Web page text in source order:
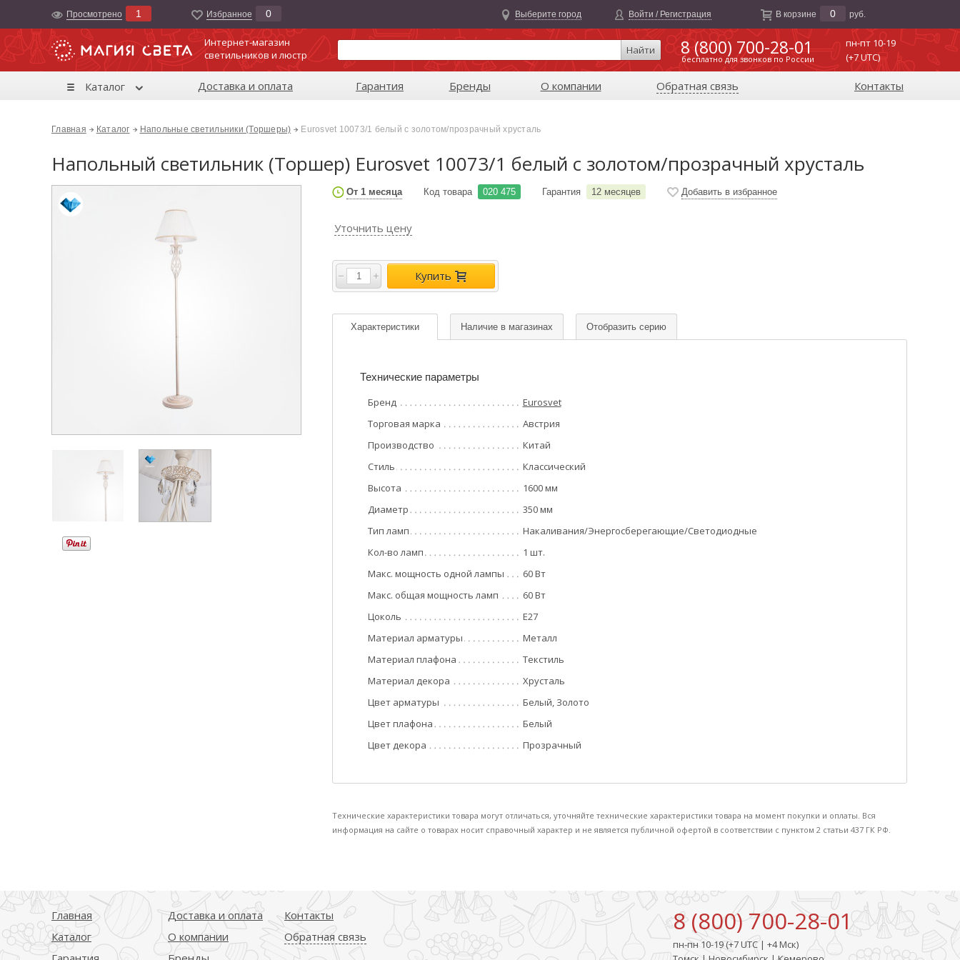
Просмотрено 1 Избранноe 0 Выберите город Войти / Регистрация В корзине 0 руб.
Интернет-магазин
светильников и люстр
Найти 8 (800) 700-28-01
бесплатно для звонков по России
пн-пт 10-19
(+7 UTC)
Каталог Доставка и оплата Гарантия Бренды О компании Обратная связь Контакты
Главная Каталог Напольные светильники (Торшеры) Eurosvet 10073/1 белый с золотом/прозрачный хрусталь
Напольный светильник (Торшер) Eurosvet 10073/1 белый с золотом/прозрачный хрусталь
От 1 месяца Код товара 020 475 Гарантия 12 месяцев Добавить в избранное
Уточнить цену
Купить
Характеристики Наличие в магазинах Отобразить серию
Технические параметры
Бренд
Eurosvet
Торговая марка
Австрия
Производство
Китай
Стиль
Классический
Высота
1600 мм
Диаметр
350 мм
Тип ламп
Накаливания/Энергосберегающие/Светодиодные
Кол-во ламп
1 шт.
Макс. мощность одной лампы
60 Вт
Макс. общая мощность ламп
60 Вт
Цоколь
E27
Материал арматуры
Металл
Материал плафона
Текстиль
Материал декора
Хрусталь
Цвет арматуры
Белый, Золото
Цвет плафона
Белый
Цвет декора
Прозрачный
Технические характеристики товара могут отличаться, уточняйте технические характеристики товара на момент покупки и оплаты. Вся
информация на сайте о товарах носит справочный характер и не является публичной офертой в соответствии с пунктом 2 статьи 437 ГК РФ.
Главная
Каталог
Доставка и оплата
О компании
Контакты
Обратная связь
8 (800) 700-28-01
пн-пн 10-19 (+7 UTC | +4 Мск)